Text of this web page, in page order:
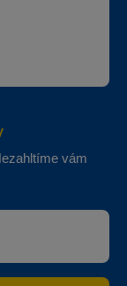
vám